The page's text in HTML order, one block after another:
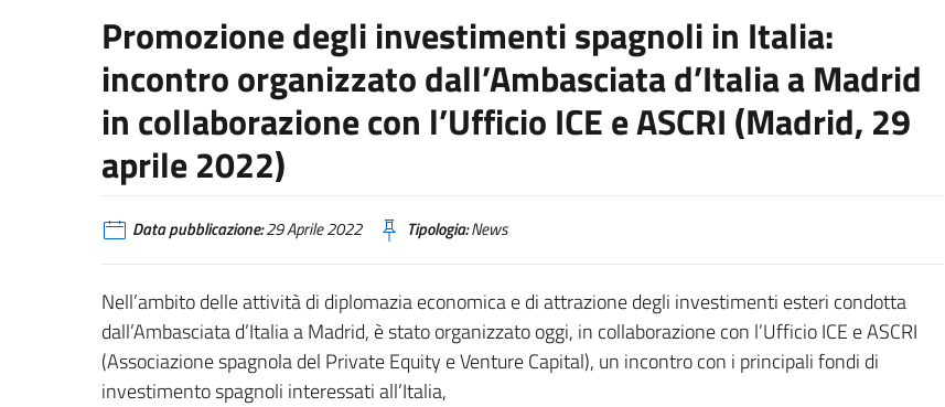
Promozione degli investimenti spagnoli in Italia:
incontro organizzato dall’Ambasciata d’Italia a Madrid
in collaborazione con l’Ufficio ICE e ASCRI (Madrid, 29
aprile 2022)
Data pubblicazione:29 Aprile 2022 Tipologia:News
Nell’ambito delle attività di diplomazia economica e di attrazione degli investimenti esteri condotta
dall’Ambasciata d’Italia a Madrid, è stato organizzato oggi, in collaborazione con l’Ufficio ICE e ASCRI
(Associazione spagnola del Private Equity e Venture Capital), un incontro con i principali fondi di
investimento spagnoli interessati all’Italia,